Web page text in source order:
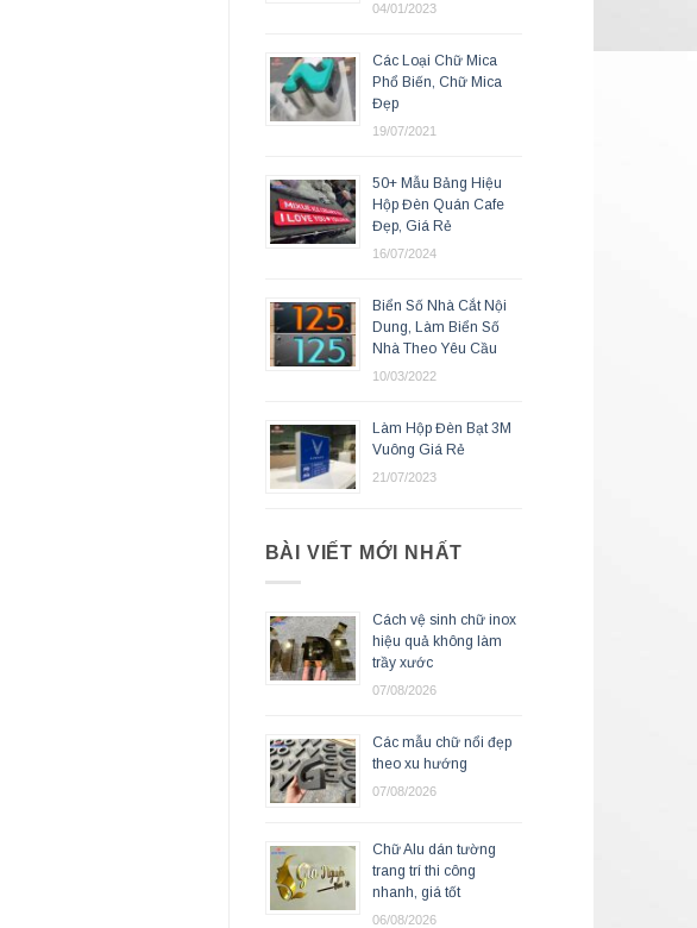
04/01/2023
Các Loại Chữ Mica
Phổ Biến, Chữ Mica
Đẹp
19/07/2021
50+ Mẫu Bảng Hiệu
Hộp Đèn Quán Cafe
Đẹp, Giá Rẻ
16/07/2024
Biển Số Nhà Cắt Nội
Dung, Làm Biển Số
Nhà Theo Yêu Cầu
10/03/2022
Làm Hộp Đèn Bạt 3M
Vuông Giá Rẻ
21/07/2023
BÀI VIẾT MỚI NHẤT
Cách vệ sinh chữ inox
hiệu quả không làm
trầy xước
07/08/2026
Các mẫu chữ nổi đẹp
theo xu hướng
07/08/2026
Chữ Alu dán tường
trang trí thi công
nhanh, giá tốt
06/08/2026